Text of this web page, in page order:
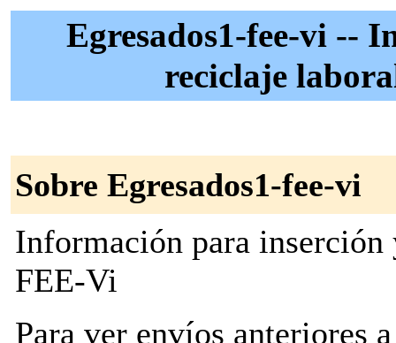
Egresados1-fee-vi --
reciclaje
Sobre Egresados1-fee-vi
Información para inserción
FEE-Vi
Para ver envíos anteriores